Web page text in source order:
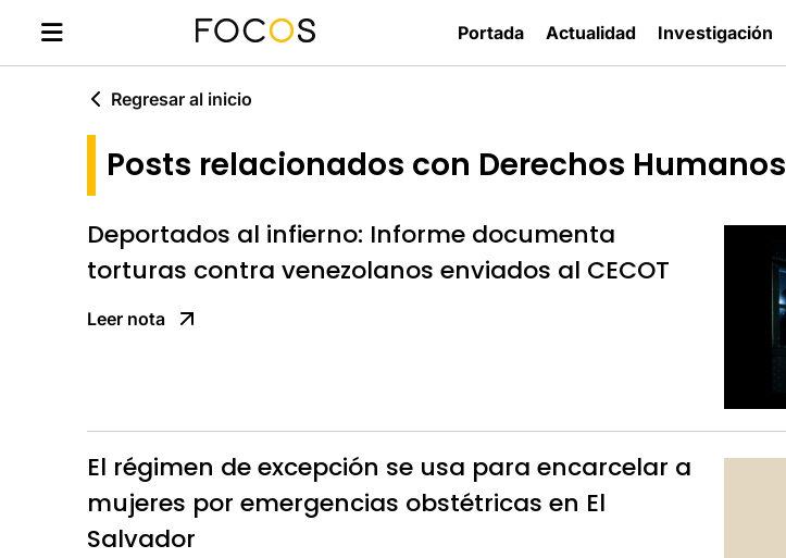
Portada Actualidad Investigación
Regresar al inicio
Posts relacionados con Derechos Humanos
Deportados al infierno: Informe documenta
torturas contra venezolanos enviados al CECOT
Leer nota
El régimen de excepción se usa para encarcelar a
mujeres por emergencias obstétricas en El
Salvador